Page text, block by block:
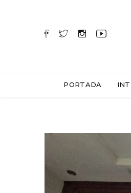
PORTADA